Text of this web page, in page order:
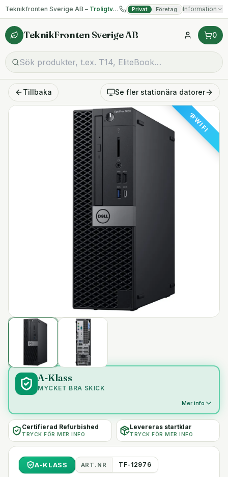
Teknikfronten Sverige AB – Troligtvis billigast på begagnad IT! Privat Företag Information
TeknikFronten Sverige AB 0
Tillbaka Se fler stationära datorer
WIFI
A-Klass
MYCKET BRA SKICK
Mer info
Certifierad Refurbished
TRYCK FÖR MER INFO
Levereras startklar
TRYCK FÖR MER INFO
A-KLASS ART.NR TF-12976